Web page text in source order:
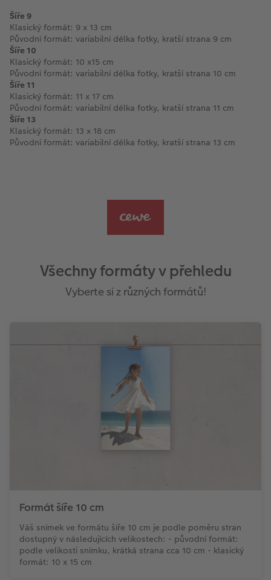
Šíře 9
Klasický formát: 9 x 13 cm
Původní formát: variabilní délka fotky, kratší strana 9 cm
Šíře 10
Klasický formát: 10 x15 cm
Původní formát: variabilní délka fotky, kratší strana 10 cm
Šíře 11
Klasický formát: 11 x 17 cm
Původní formát: variabilní délka fotky, kratší strana 11 cm
Šíře 13
Klasický formát: 13 x 18 cm
Původní formát: variabilní délka fotky, kratší strana 13 cm
Všechny formáty v přehledu
Vyberte si z různých formátů!
Formát šíře 10 cm
Váš snímek ve formátu šíře 10 cm je podle poměru stran
dostupný v následujících velikostech: - původní formát:
podle velikosti snímku, krátká strana cca 10 cm - klasický
formát: 10 x 15 cm